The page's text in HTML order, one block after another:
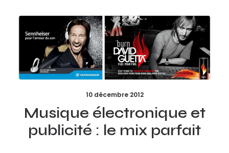
10 décembre 2012
Musique électronique et
publicité : le mix parfait